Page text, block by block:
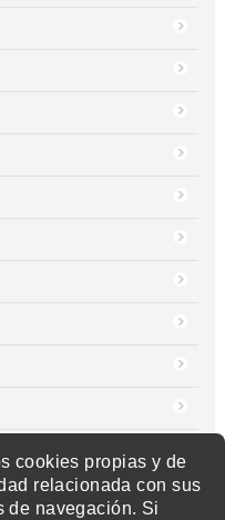
cookies propias y de
relacionada con sus
de navegación. Si